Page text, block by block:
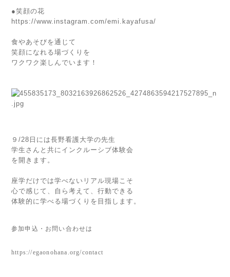
●笑顔の花
https://www.instagram.com/emi.kayafusa/
食やあそびを通じて
笑顔になれる場づくりを
ワクワク楽しんでいます！
９/28日には長野看護大学の先生
学生さんと共にインクルーシブ体験会
を開きます。
座学だけでは学べないリアル現場こそ
心で感じて、自ら考えて、行動できる
体験的に学べる場づくりを目指します。
参加申込・お問い合わせは
https://egaonohana.org/contact